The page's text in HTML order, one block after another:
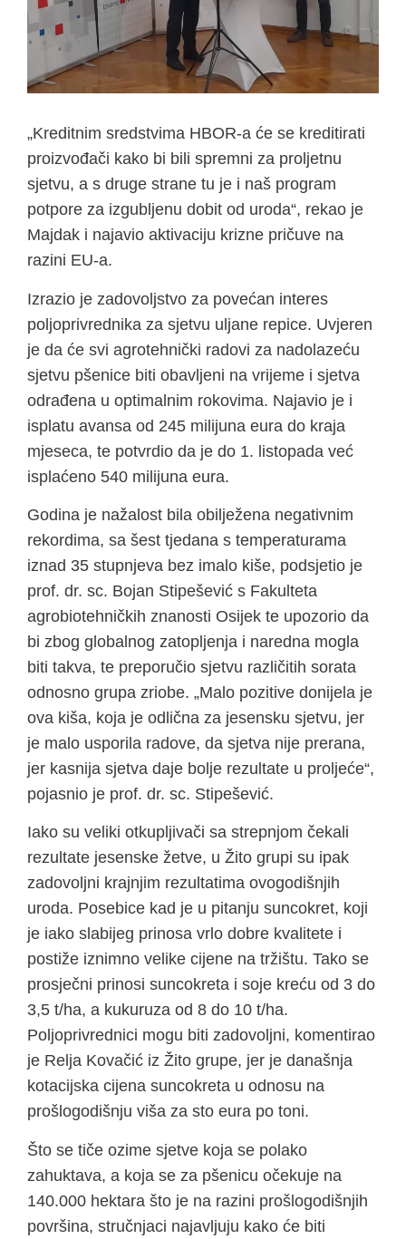
„Kreditnim sredstvima HBOR-a će se kreditirati
proizvođači kako bi bili spremni za proljetnu
sjetvu, a s druge strane tu je i naš program
potpore za izgubljenu dobit od uroda“, rekao je
Majdak i najavio aktivaciju krizne pričuve na
razini EU-a.
Izrazio je zadovoljstvo za povećan interes
poljoprivrednika za sjetvu uljane repice. Uvjeren
je da će svi agrotehnički radovi za nadolazeću
sjetvu pšenice biti obavljeni na vrijeme i sjetva
odrađena u optimalnim rokovima. Najavio je i
isplatu avansa od 245 milijuna eura do kraja
mjeseca, te potvrdio da je do 1. listopada već
isplaćeno 540 milijuna eura.
Godina je nažalost bila obilježena negativnim
rekordima, sa šest tjedana s temperaturama
iznad 35 stupnjeva bez imalo kiše, podsjetio je
prof. dr. sc. Bojan Stipešević s Fakulteta
agrobiotehničkih znanosti Osijek te upozorio da
bi zbog globalnog zatopljenja i naredna mogla
biti takva, te preporučio sjetvu različitih sorata
odnosno grupa zriobe. „Malo pozitive donijela je
ova kiša, koja je odlična za jesensku sjetvu, jer
je malo usporila radove, da sjetva nije prerana,
jer kasnija sjetva daje bolje rezultate u proljeće“,
pojasnio je prof. dr. sc. Stipešević.
Iako su veliki otkupljivači sa strepnjom čekali
rezultate jesenske žetve, u Žito grupi su ipak
zadovoljni krajnjim rezultatima ovogodišnjih
uroda. Posebice kad je u pitanju suncokret, koji
je iako slabijeg prinosa vrlo dobre kvalitete i
postiže iznimno velike cijene na tržištu. Tako se
prosječni prinosi suncokreta i soje kreću od 3 do
3,5 t/ha, a kukuruza od 8 do 10 t/ha.
Poljoprivrednici mogu biti zadovoljni, komentirao
je Relja Kovačić iz Žito grupe, jer je današnja
kotacijska cijena suncokreta u odnosu na
prošlogodišnju viša za sto eura po toni.
Što se tiče ozime sjetve koja se polako
zahuktava, a koja se za pšenicu očekuje na
140.000 hektara što je na razini prošlogodišnjih
površina, stručnjaci najavljuju kako će biti